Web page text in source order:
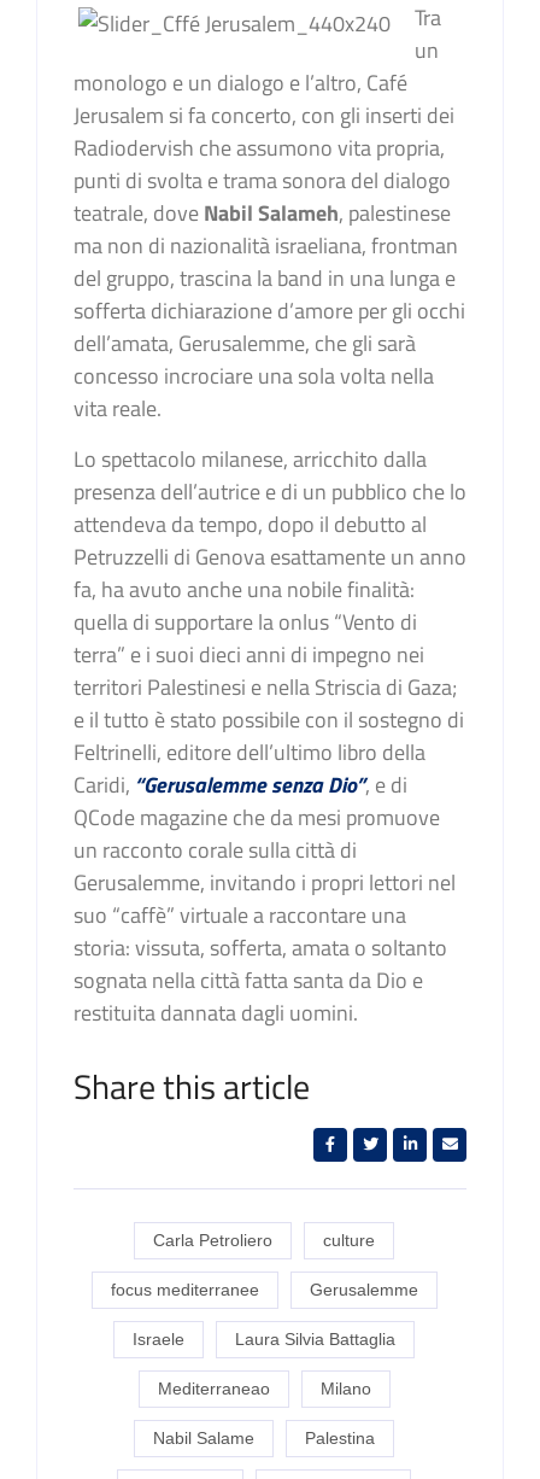
Tra
un
monologo e un dialogo e l’altro, Café
Jerusalem si fa concerto, con gli inserti dei
Radiodervish che assumono vita propria,
punti di svolta e trama sonora del dialogo
teatrale, doveNabil Salameh, palestinese
ma non di nazionalità israeliana, frontman
del gruppo, trascina la band in una lunga e
sofferta dichiarazione d’amore per gli occhi
dell’amata, Gerusalemme, che gli sarà
concesso incrociare una sola volta nella
vita reale.
Lo spettacolo milanese, arricchito dalla
presenza dell’autrice e di un pubblico che lo
attendeva da tempo, dopo il debutto al
Petruzzelli di Genova esattamente un anno
fa, ha avuto anche una nobile finalità:
quella di supportare la onlus “Vento di
terra” e i suoi dieci anni di impegno nei
territori Palestinesi e nella Striscia di Gaza;
e il tutto è stato possibile con il sostegno di
Feltrinelli, editore dell’ultimo libro della
Caridi, “Gerusalemme senza Dio”, e di
QCode magazine che da mesi promuove
un racconto corale sulla città di
Gerusalemme, invitando i propri lettori nel
suo “caffè” virtuale a raccontare una
storia: vissuta, sofferta, amata o soltanto
sognata nella città fatta santa da Dio e
restituita dannata dagli uomini.
Share this article
Carla Petroliero culture
focus mediterranee Gerusalemme
Israele Laura Silvia Battaglia
Mediterraneao Milano
Nabil Salame Palestina